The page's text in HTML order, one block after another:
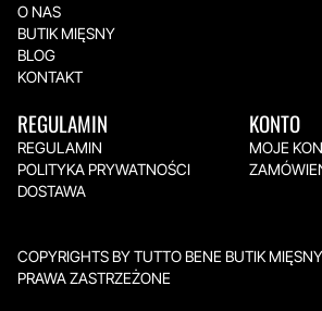
O NAS
BUTIK MIĘSNY
BLOG
KONTAKT
REGULAMIN
REGULAMIN
POLITYKA PRYWATNOŚCI
DOSTAWA
KONTO
MOJE
COPYRIGHTS BY TUTTO BENE BUTIK
PRAWA ZASTRZEŻONE